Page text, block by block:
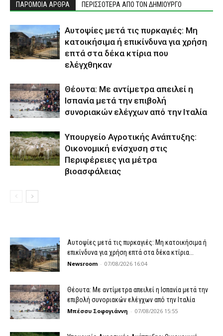
ΠΑΡΟΜΟΙΑ ΑΡΘΡΑ ΠΕΡΙΣΣΟΤΕΡΑ ΑΠΟ ΤΟΝ ΔΗΜΙΟΥΡΓΟ
Αυτοψίες μετά τις πυρκαγιές: Μη
κατοικήσιμα ή επικίνδυνα για χρήση
επτά στα δέκα κτίρια που
ελέγχθηκαν
Θέουτα: Με αντίμετρα απειλεί η
Ισπανία μετά την επιβολή
συνοριακών ελέγχων από την Ιταλία
Υπουργείο Αγροτικής Ανάπτυξης:
Οικονομική ενίσχυση στις
Περιφέρειες για μέτρα
βιοασφάλειας
Αυτοψίες μετά τις πυρκαγιές: Μη κατοικήσιμα ή
επικίνδυνα για χρήση επτά στα δέκα κτίρια...
Newsroom - 07/08/2026 16:04
Θέουτα: Με αντίμετρα απειλεί η Ισπανία μετά την
επιβολή συνοριακών ελέγχων από την Ιταλία
Μπέσσυ Σοφογιάννη - 07/08/2026 15:55